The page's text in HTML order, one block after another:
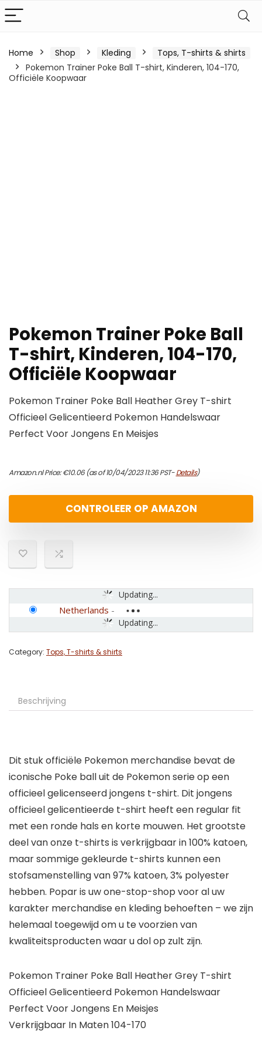
Home Shop Kleding
Tops, T-shirts & shirts
Pokemon Trainer Poke Ball T-shirt, Kinderen, 104-170,
Officiële Koopwaar
Pokemon Trainer Poke Ball
T-shirt, Kinderen, 104-170,
Officiële Koopwaar
Pokemon Trainer Poke Ball Heather Grey T-shirt
Officieel Gelicentieerd Pokemon Handelswaar
Perfect Voor Jongens En Meisjes
Amazon.nl Price:€10.06(as of 10/04/2023 11:36 PST-Details)
CONTROLEER OP AMAZON
Updating...
Updating...
Netherlands -
Category: Tops, T-shirts & shirts
Beschrijving
Dit stuk officiële Pokemon merchandise bevat de
iconische Poke ball uit de Pokemon serie op een
officieel gelicenseerd jongens t-shirt. Dit jongens
officieel gelicentieerde t-shirt heeft een regular fit
met een ronde hals en korte mouwen. Het grootste
deel van onze t-shirts is verkrijgbaar in 100% katoen,
maar sommige gekleurde t-shirts kunnen een
stofsamenstelling van 97% katoen, 3% polyester
hebben. Popar is uw one-stop-shop voor al uw
karakter merchandise en kleding behoeften – we zijn
helemaal toegewijd om u te voorzien van
kwaliteitsproducten waar u dol op zult zijn.
Pokemon Trainer Poke Ball Heather Grey T-shirt
Officieel Gelicentieerd Pokemon Handelswaar
Perfect Voor Jongens En Meisjes
Verkrijgbaar In Maten 104-170